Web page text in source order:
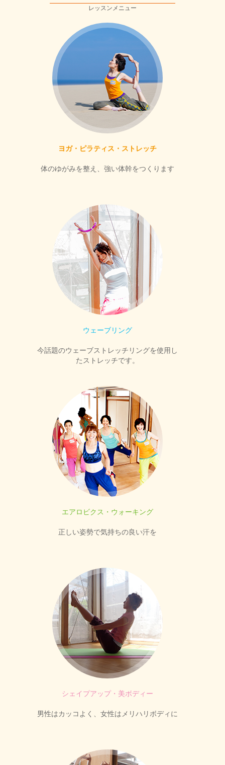
レッスンメニュー
ヨガ・ピラティス・ストレッチ
体のゆがみを整え、強い体幹をつくります
ウェーブリング
今話題のウェーブストレッチリングを使用し
たストレッチです。
エアロビクス・ウォーキング
正しい姿勢で気持ちの良い汗を
シェイプアップ・美ボディー
男性はカッコよく、女性はメリハリボディに